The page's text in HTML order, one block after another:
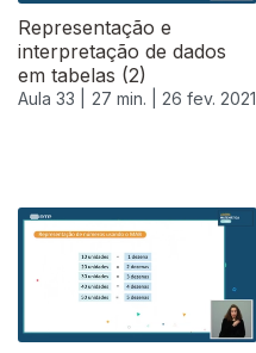
Representação e
interpretação de dados
em tabelas (2)
Aula 33 | 27 min. | 26 fev. 2021
529522